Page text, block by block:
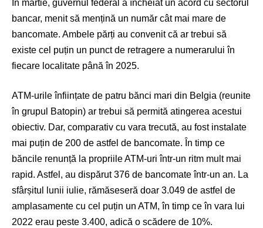
În martie, guvernul federal a încheiat un acord cu sectorul
bancar, menit să mențină un număr cât mai mare de
bancomate. Ambele părți au convenit că ar trebui să
existe cel puțin un punct de retragere a numerarului în
fiecare localitate până în 2025.
ATM-urile înființate de patru bănci mari din Belgia (reunite
în grupul Batopin) ar trebui să permită atingerea acestui
obiectiv. Dar, comparativ cu vara trecută, au fost instalate
mai puțin de 200 de astfel de bancomate. În timp ce
băncile renunță la propriile ATM-uri într-un ritm mult mai
rapid. Astfel, au dispărut 376 de bancomate într-un an. La
sfârșitul lunii iulie, rămăseseră doar 3.049 de astfel de
amplasamente cu cel puțin un ATM, în timp ce în vara lui
2022 erau peste 3.400, adică o scădere de 10%.